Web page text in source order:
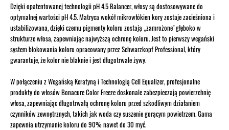
Dzięki opatentowanej technologii pH 4.5 Balancer, włosy są dostosowywane do
optymalnej wartości pH 4.5. Matryca wokół mikrowłókien kory zostaje zacieśniona i
ustabilizowana, dzięki czemu pigmenty koloru zostają „zamrożone" głęboko w
strukturze włosa, zapewniając najwyższą ochronę koloru. Jest to pierwszy wegański
system blokowania koloru opracowany przez Schwarzkopf Professional, który
gwarantuje, że kolor nie blaknie i jest długotrwale żywy.
W połączeniu z Wegańską Keratyną i Technologią Cell Equalizer, profesjonalne
produkty do włosów Bonacure Color Freeze doskonale zabezpieczają powierzchnię
włosa, zapewniając długotrwałą ochronę koloru przed szkodliwym działaniem
czynników zewnętrznych, takich jak woda czy suszenie gorącym powietrzem. Gama
zapewnia utrzymanie koloru do 90% nawet do 30 myć.